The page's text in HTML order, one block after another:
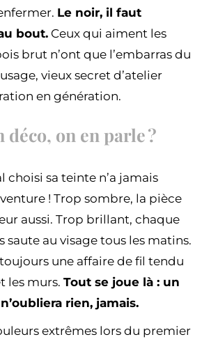
Le noir, il faut
bout. Ceux qui aiment les
brut n’ont que l’embarras du
vieux secret d’atelier
en génération.
déco, on en parle ?
choisi sa teinte n’a jamais
! Trop sombre, la pièce
aussi. Trop brillant, chaque
au visage tous les matins.
toujours une affaire de fil tendu
les murs. Tout se joue là : un
rien, jamais.
extrêmes lors du premier